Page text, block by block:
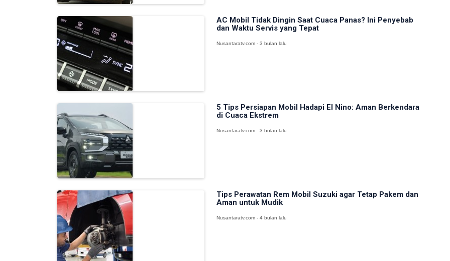
AC Mobil Tidak Dingin Saat Cuaca Panas? Ini Penyebab
dan Waktu Servis yang Tepat
Nusantaratv.com - 3 bulan lalu
5 Tips Persiapan Mobil Hadapi El Nino: Aman Berkendara
di Cuaca Ekstrem
Nusantaratv.com - 3 bulan lalu
Tips Perawatan Rem Mobil Suzuki agar Tetap Pakem dan
Aman untuk Mudik
Nusantaratv.com - 4 bulan lalu